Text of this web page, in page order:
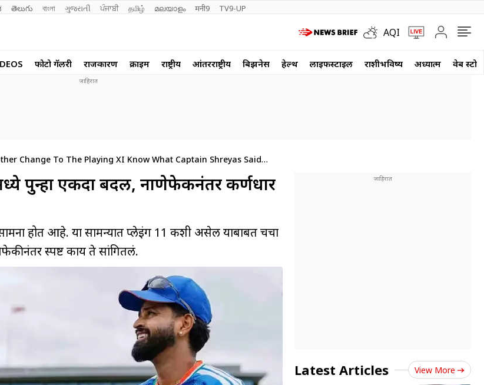
తెలుగు বাংলা ગુજરાતી ਪੰਜਾਬੀ தமிழ் മലയാളം मनी9 TV9-UP
AQI
फोटो गॅलरी राजकारण क्राईम राष्ट्रीय आंतरराष्ट्रीय बिझनेस हेल्थ लाईफस्टाईल राशीभविष्य अध्यात्म वेब
Change To The Playing XI Know What Captain Shreyas Said
पुन्हा एकदा बदल, नाणेफेकीनंतर कर्णधार
होत आहे. या सामन्यात प्लेइंग 11 कशी असेल याबाबत चर्चा
स्पष्ट काय ते सांगितलं.
Latest Articles View More